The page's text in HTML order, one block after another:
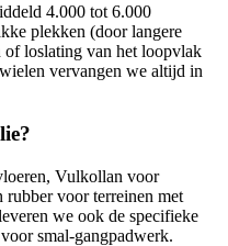
4.000 tot 6.000
plekken (door langere
of loslating van het loopvlak
vervangen we altijd in
Vulkollan voor
rubber voor terreinen met
we ook de specifieke
smal-gangpadwerk.